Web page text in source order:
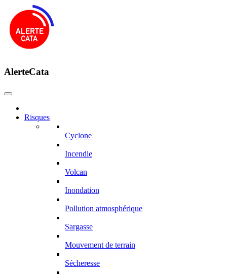
AlerteCata
Risques
Cyclone
Incendie
Volcan
Inondation
Pollution atmosphérique
Sargasse
Mouvement de terrain
Sécheresse